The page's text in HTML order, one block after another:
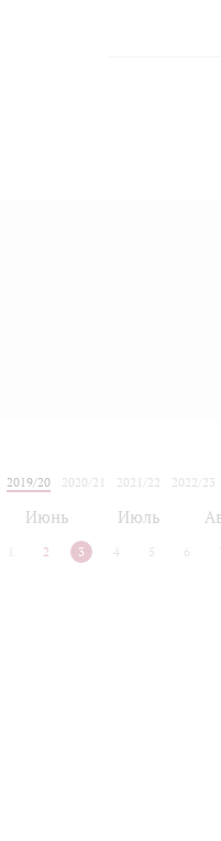
2019/20
2020/21 2021/22 2022/23
Июнь Июль
2 3 4 5 6